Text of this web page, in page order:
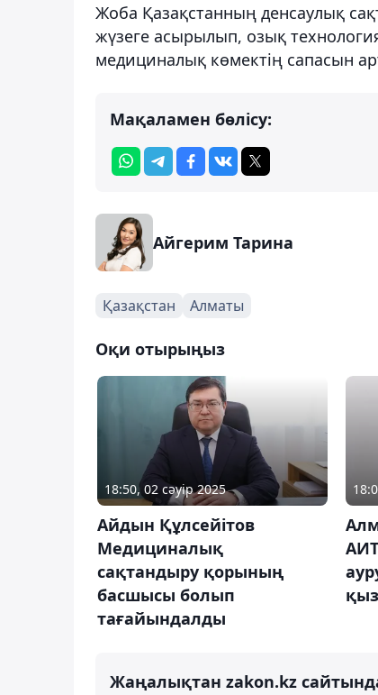
Жоба Қазақстанның денсаулық
жүзеге асырылып, озық
медициналық көмектің сапасын
Мақаламен бөлісу:
Айгерим Тарина
Қазақстан Алматы
Оқи отырыңыз
18:50, 02 сәуір 2025
Айдын Құлсейітов
Медициналық
сақтандыру қорының
басшысы болып
тағайындалды
Жаңалықтан zakon.kz